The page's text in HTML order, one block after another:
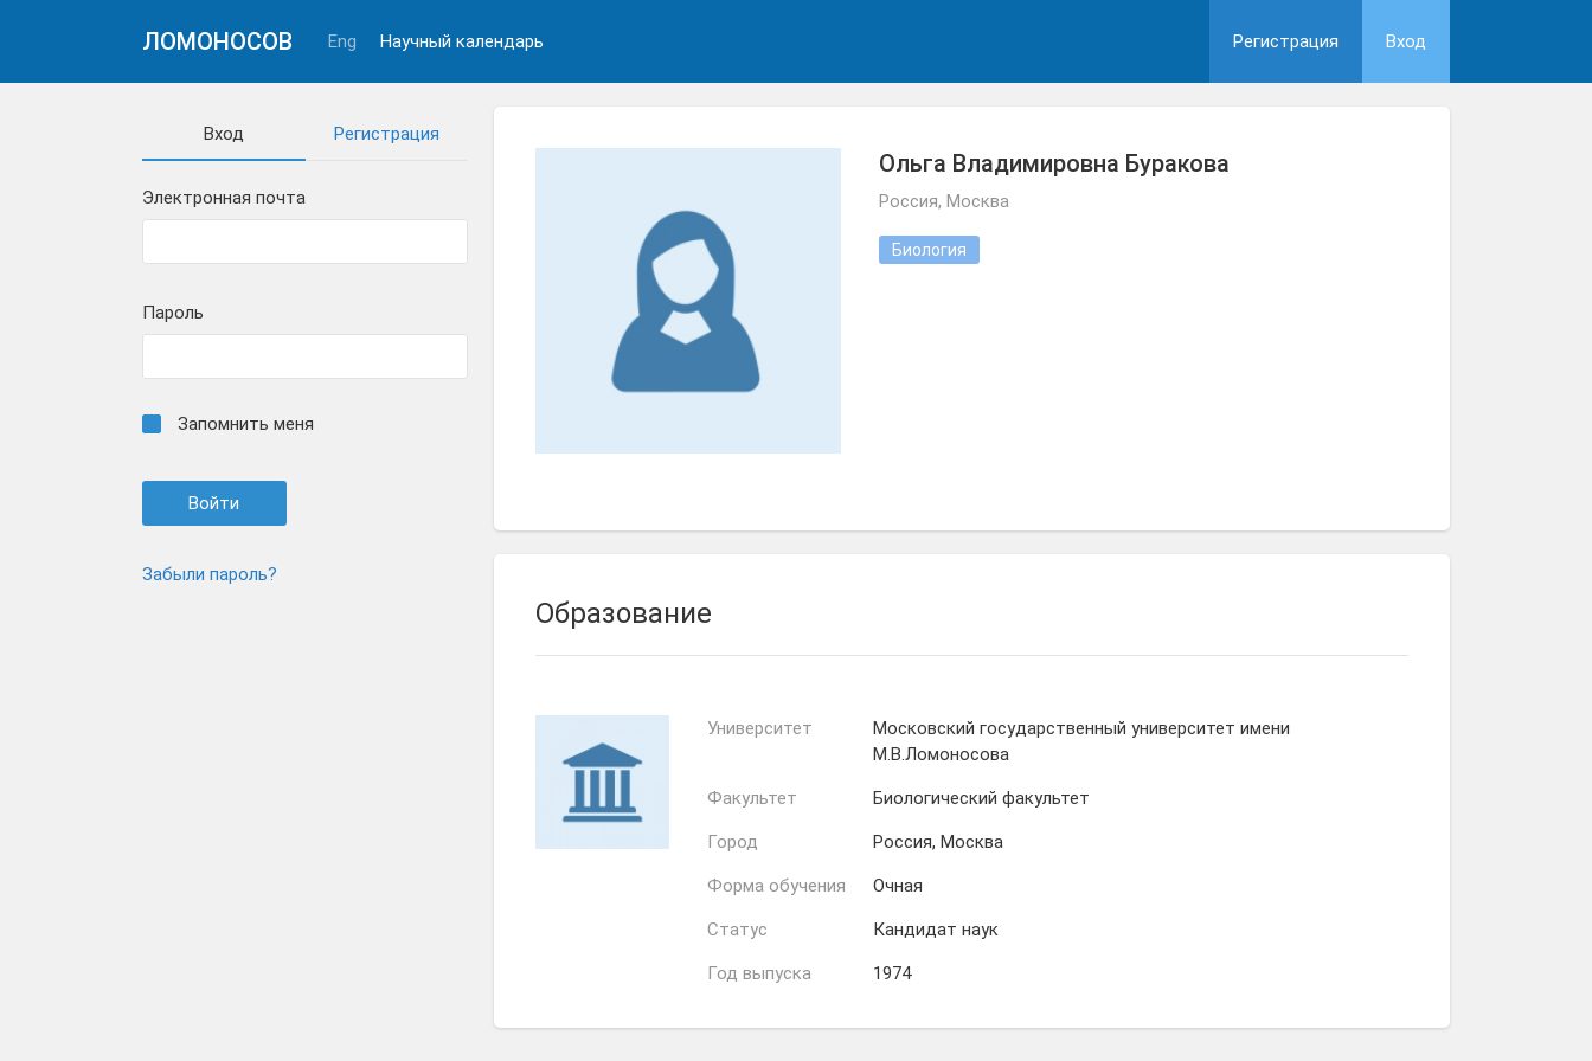
ЛОМОНОСОВ Eng Научный календарь Регистрация Вход
Вход Регистрация
Электронная почта
Пароль
Запомнить меня
Забыли пароль?
Ольга Владимировна Буракова
Россия, Москва
Биология
Образование
Университет
Московский государственный университет имени
М.В.Ломоносова
Факультет Биологический факультет
Город Россия, Москва
Форма обучения Очная
Статус Кандидат наук
Год выпуска 1974